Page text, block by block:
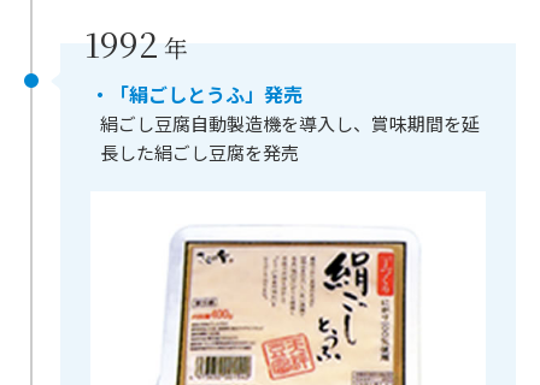
1992 年
・「絹ごしとうふ」発売
絹ごし豆腐自動製造機を導入し、賞味期間を延
長した絹ごし豆腐を発売